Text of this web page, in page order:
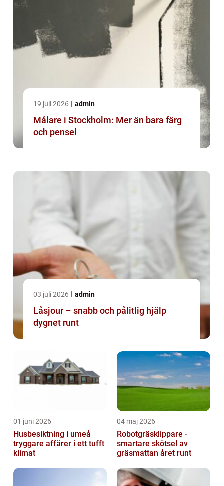
19 juli 2026 admin
Målare i Stockholm: Mer än bara färg
och pensel
03 juli 2026 admin
Låsjour – snabb och pålitlig hjälp
dygnet runt
01 juni 2026
Husbesiktning i umeå
tryggare affärer i ett tufft
klimat
04 maj 2026
Robotgräsklippare -
smartare skötsel av
gräsmattan året runt